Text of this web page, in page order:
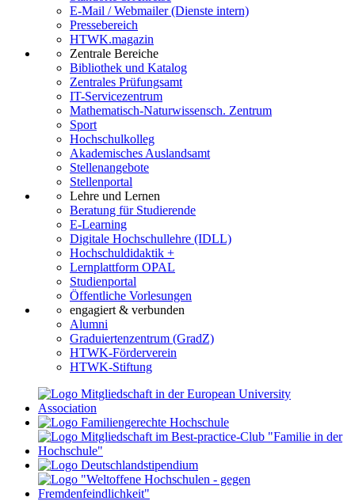
E-Mail / Webmailer (Dienste intern)
Pressebereich
HTWK.magazin
Zentrale Bereiche
Bibliothek und Katalog
Zentrales Prüfungsamt
IT-Servicezentrum
Mathematisch-Naturwissensch. Zentrum
Sport
Hochschulkolleg
Akademisches Auslandsamt
Stellenangebote
Stellenportal
Lehre und Lernen
Beratung für Studierende
E-Learning
Digitale Hochschullehre (IDLL)
Hochschuldidaktik +
Lernplattform OPAL
Studienportal
Öffentliche Vorlesungen
engagiert & verbunden
Alumni
Graduiertenzentrum (GradZ)
HTWK-Förderverein
HTWK-Stiftung